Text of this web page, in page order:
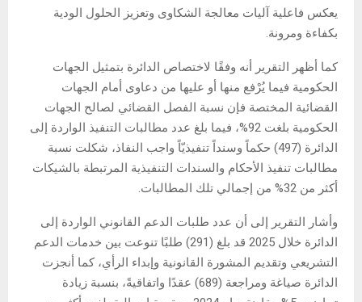
يعكس فاعلية آليات معالجة الشكاوى وتعزيز الحلول الودية
بكفاءة ومرونة.
كما أظهر التقرير أنه وفقًا لاختصاص الدائرة بتمثيل الجهات
الحكومية فيما يُرْفع منها أو عليها من دعاوى أمام الجهات
القضائية المختصة فإن نسبة الفصل القضائي لصالح الجهات
الحكومية بلغت 92%، فيما بلغ عدد مطالبات التنفيذ الواردة إلى
الدائرة (497) حكماً وسنداً تنفيذيّاً واجب النفاذ، شكلت نسبة
مطالبات تنفيذ الأحكام والسندات التنفيذية المرتبطة بالشيكات
أكثر من 32% من إجمالي تلك المطالبات.
وأشار التقرير إلى أن عدد طلبات الدعم القانوني الواردة إلى
الدائرة خلال 2025 قد بلغ (291) طلبًا تنوعت بين خدمات الدعم
التشريعي وتقديم المشورة القانونية وإبداء الرأي، كما أنجزت
الدائرة صياغة ومراجعة (689) عقدًا واتفاقيةً، بنسبة زيادة